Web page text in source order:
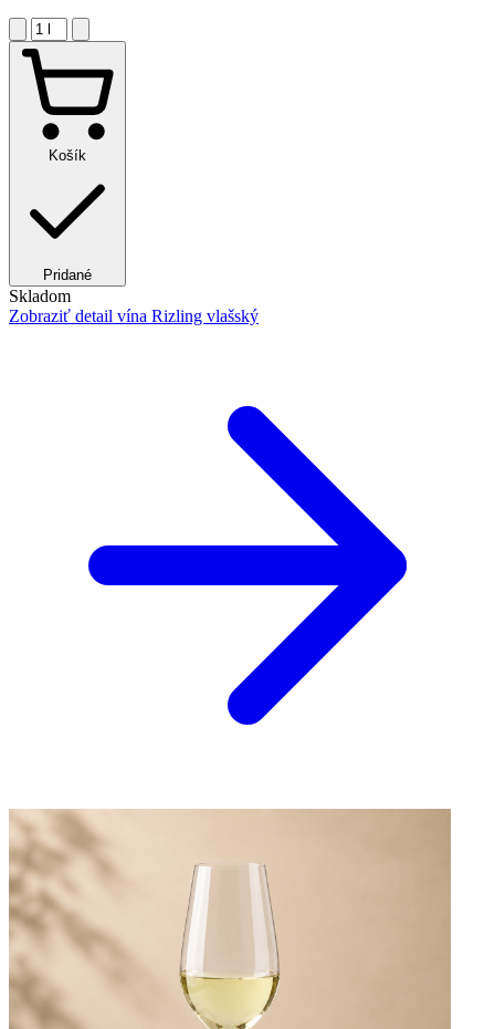
Košík
Pridané
Skladom
Zobraziť detail vína Rizling vlašský